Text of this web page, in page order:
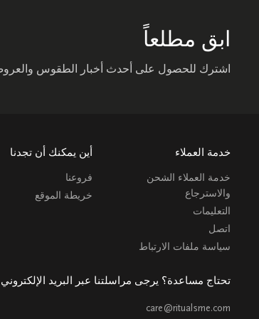
ابق مطلعاً
اشترك للحصول على أحدث أخبار الطقوس
خدمة العملاء
خدمة العملاء الشحن
والاسترجاع
التعليمات
اتصل
سياسة ملفات الارتباط
أين يمكنك أن تجدنا
فروعنا
خريطة الموقع
تحتاج مساعدة؟ يرجى مراسلتنا عبر البريد
care@ritualsme.com